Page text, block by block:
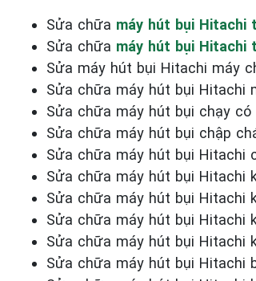
Sửa chữa máy hút bụi Hitachi
Sửa chữa máy hút bụi Hitachi
Sửa máy hút bụi Hitachi máy
Sửa chữa máy hút bụi Hitachi
Sửa chữa máy hút bụi chạy
Sửa chữa máy hút bụi chập
Sửa chữa máy hút bụi Hitachi
Sửa chữa máy hút bụi Hitachi
Sửa chữa máy hút bụi Hitachi
Sửa chữa máy hút bụi Hitachi
Sửa chữa máy hút bụi Hitachi
Sửa chữa máy hút bụi Hitachi